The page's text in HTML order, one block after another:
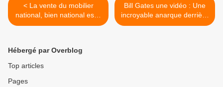
< La vente du mobilier
national, bien national est il
sur le point d'être vendu par
Bill Gates une vidéo : Une
incroyable anarque derrière
sa fondation >
Hébergé par Overblog
Top articles
Pages